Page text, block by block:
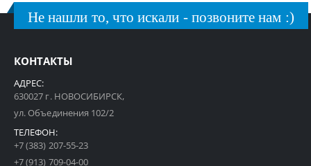
Не нашли то, что искали - позвоните нам :)
КОНТАКТЫ
АДРЕС:
630027 г. НОВОСИБИРСК,
ул. Объединения 102/2
ТЕЛЕФОН:
+7 (383) 207-55-23
+7 (913) 709-04-00